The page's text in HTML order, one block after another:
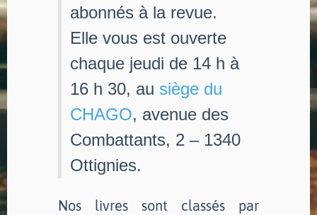
abonnés à la revue.
Elle vous est ouverte
chaque jeudi de 14 h à
16 h 30, au siège du
CHAGO, avenue des
Combattants, 2 – 1340
Ottignies.
Nos livres sont classés par